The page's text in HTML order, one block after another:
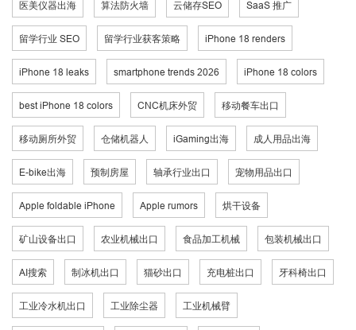
医美仪器出海 算法防火墙 云储存SEO SaaS 推广
留学行业 SEO 留学行业获客策略 iPhone 18 renders
iPhone 18 leaks smartphone trends 2026 iPhone 18 colors
best iPhone 18 colors CNC机床外贸 移动餐车出口
移动厕所外贸 仓储机器人 iGaming出海 成人用品出海
E-bike出海 预制房屋 轴承行业出口 宠物用品出口
Apple foldable iPhone Apple rumors 烘干设备
矿山设备出口 农业机械出口 食品加工机械 包装机械出口
AI搜索 制冰机出口 猫砂出口 充电桩出口 牙科椅出口
工业冷水机出口 工业除尘器 工业机械臂